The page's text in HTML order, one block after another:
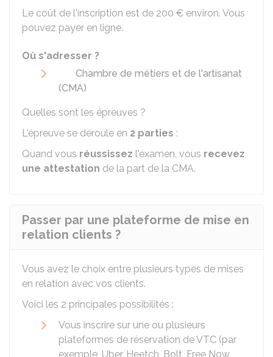
Le coût de l'inscription est de 200 € environ. Vous
pouvez payer en ligne.
Où s'adresser ?
Chambre de métiers et de l'artisanat
(CMA)
Quelles sont les épreuves ?
L'épreuve se déroule en 2 parties :
Quand vous réussissez l'examen, vous recevez
une attestation de la part de la CMA.
Passer par une plateforme de mise en
relation clients ?
Vous avez le choix entre plusieurs types de mises
en relation avec vos clients.
Voici les 2 principales possibilités :
Vous inscrire sur une ou plusieurs
plateformes de réservation de VTC (par
exemple, Uber, Heetch, Bolt, Free Now,